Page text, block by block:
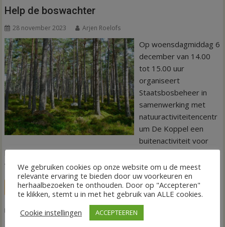
Help de boswachter
28 november 2023 Arjen Roelofs
Op woensdagmiddag 6
december van 14.00
tot 15.00 uur
organiseert
Staatsbosbeheer in
samenwerking met
natuuractiviteitencentr
um De Koppel een
buitenactiviteit voor
kinderen van 6 tot en met 12 jaar: ‘Help de boswachter en
word een Koppelranger’.
LEES MEER
Agenda Boswachter De Koppel Hardenberg
We gebruiken cookies op onze website om u de meest
relevante ervaring te bieden door uw voorkeuren en
herhaalbezoeken te onthouden. Door op "Accepteren"
te klikken, stemt u in met het gebruik van ALLE cookies.
Cookie instellingen
ACCEPTEEREN